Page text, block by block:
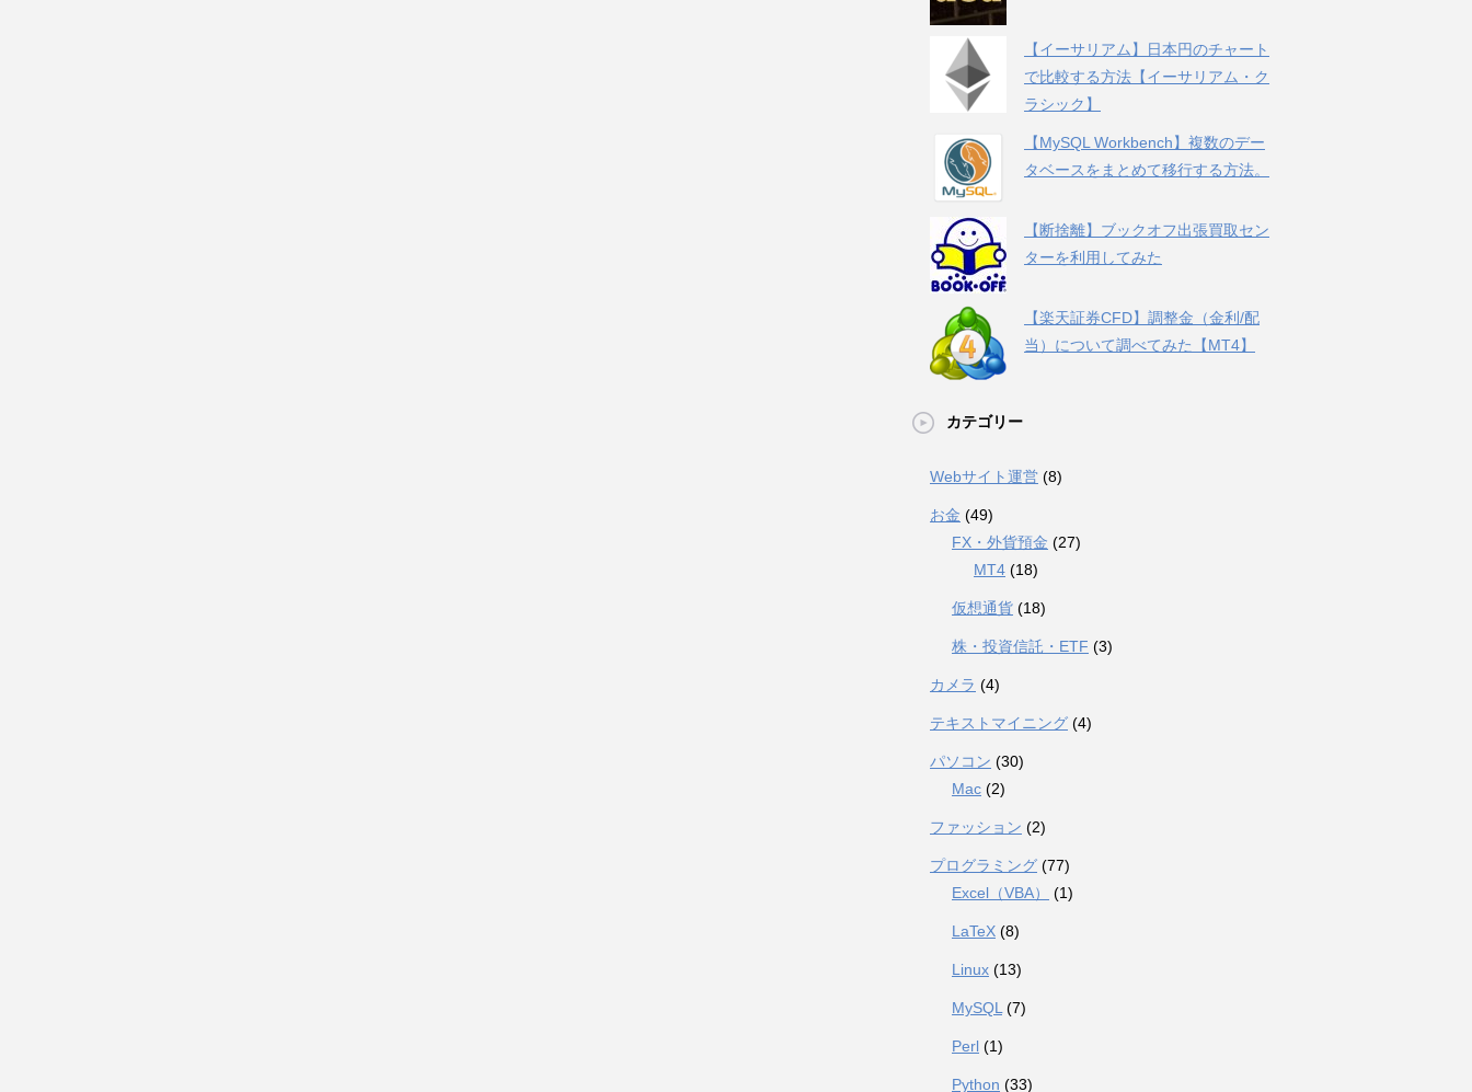
【イーサリアム】日本円のチャート
で比較する方法【イーサリアム・ク
ラシック】
【MySQL Workbench】複数のデー
タベースをまとめて移行する方法。
【断捨離】ブックオフ出張買取セン
ターを利用してみた
【楽天証券CFD】調整金（金利/配
当）について調べてみた【MT4】
カテゴリー
Webサイト運営 (8)
お金 (49)
FX・外貨預金 (27)
MT4 (18)
仮想通貨 (18)
株・投資信託・ETF (3)
カメラ (4)
テキストマイニング (4)
パソコン (30)
Mac (2)
ファッション (2)
プログラミング (77)
Excel（VBA）
(1)
LaTeX (8)
Linux (13)
MySQL (7)
Perl (1)
Python (33)